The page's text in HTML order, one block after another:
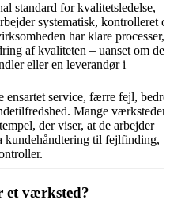
standard for kvalitetsledelse,
systematisk, kontrolleret
har klare processer,
af kvaliteten – uanset om der
eller en leverandør i
service, færre fejl, bedre
Mange værksteder
der viser, at de arbejder
kundehåndtering til fejlfinding,
et værksted?